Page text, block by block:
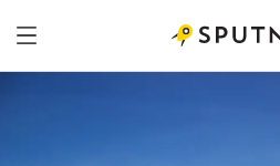
Нижний Новгород